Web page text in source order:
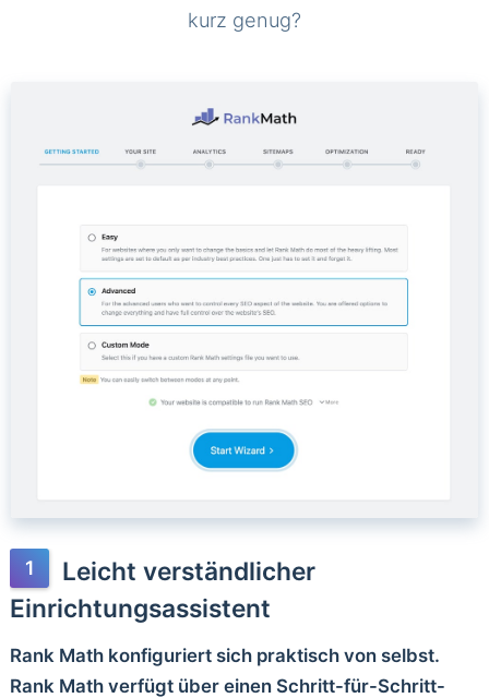
kurz genug?
Leicht verständlicher
Einrichtungsassistent
Rank Math konfiguriert sich praktisch von selbst.
Rank Math verfügt über einen Schritt-für-Schritt-